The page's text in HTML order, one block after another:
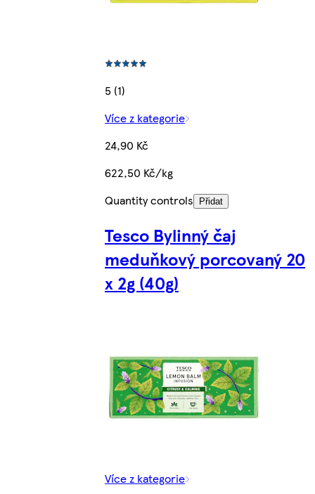
5 (1)
Více z kategorie
24,90 Kč
622,50 Kč/kg
Quantity controls
Přidat
Tesco Bylinný čaj
meduňkový porcovaný 20
x 2g (40g)
Více z kategorie